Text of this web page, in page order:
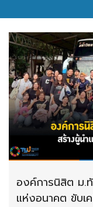
องค์การนิสิต ม.
แห่งอนาคต ขับเ